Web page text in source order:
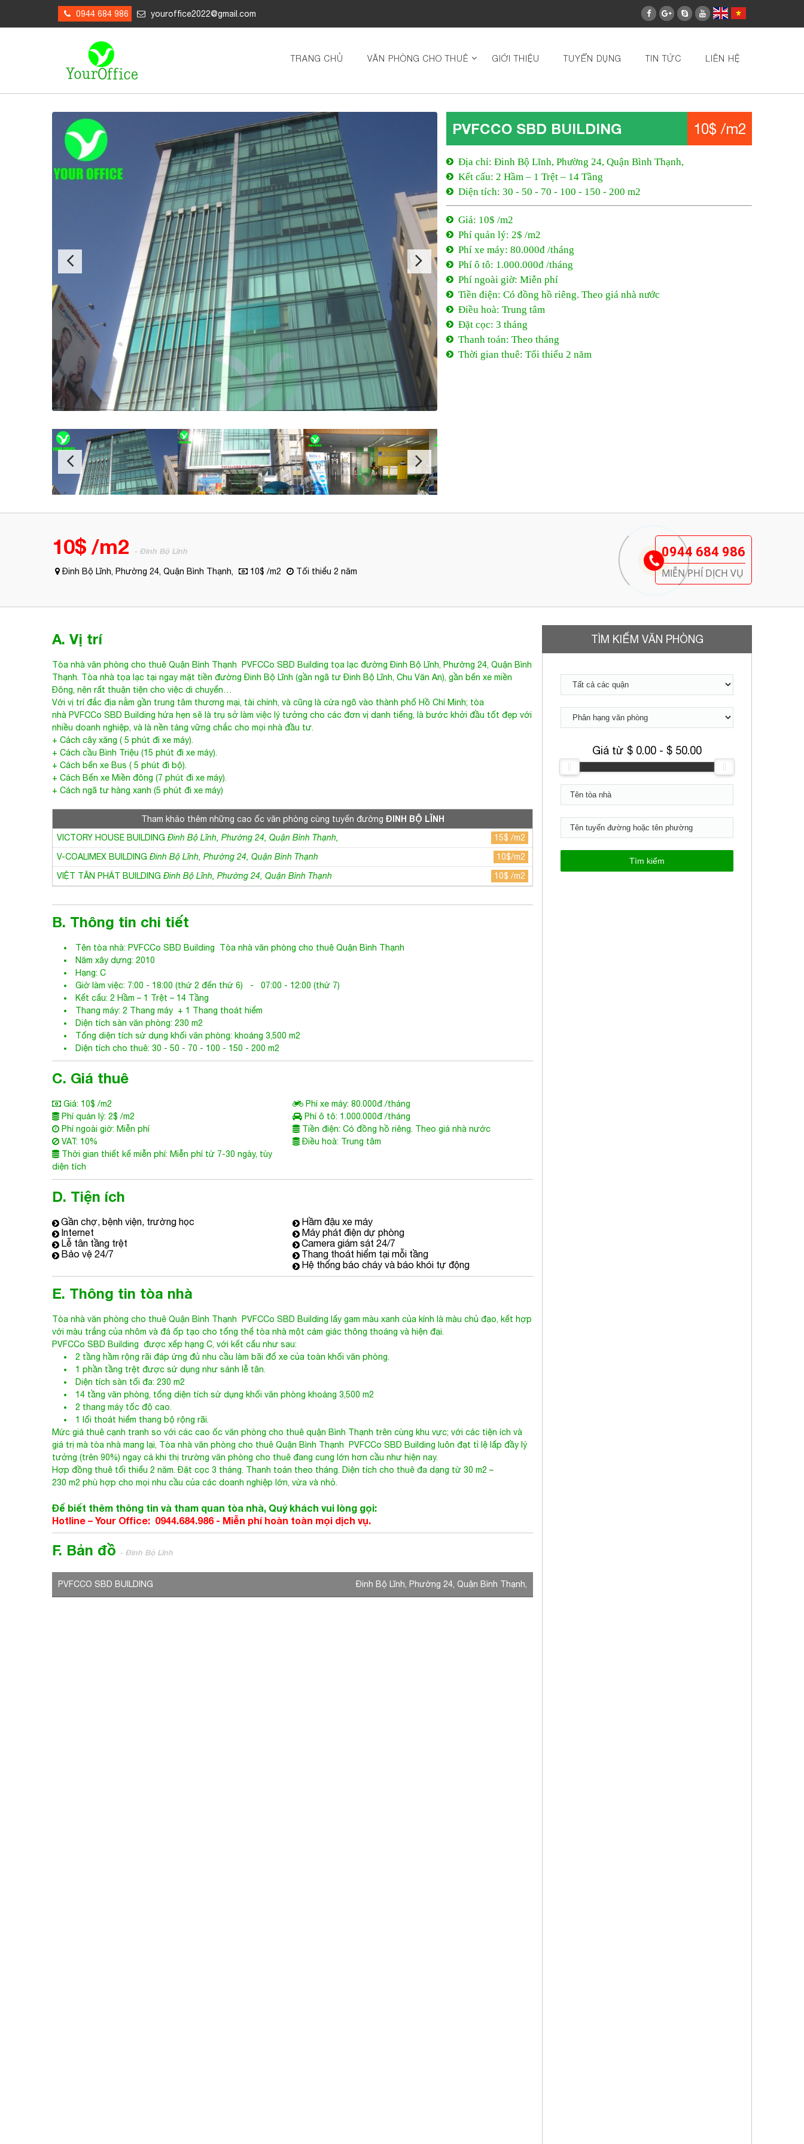
0944 684 986 youroffice2022@gmail.com
TRANG CHỦ VĂN PHÒNG CHO THUÊ GIỚI THIỆU TUYỂN DỤNG TIN TỨC LIÊN HỆ
PVFCCO SBD BUILDING 10$ /m2
Địa chỉ: Đinh Bộ Lĩnh, Phường 24, Quận Bình Thạnh,
Kết cấu: 2 Hầm – 1 Trệt – 14 Tầng
Diện tích: 30 - 50 - 70 - 100 - 150 - 200 m2
Giá: 10$ /m2
Phí quản lý: 2$ /m2
Phí xe máy: 80.000đ /tháng
Phí ô tô: 1.000.000đ /tháng
Phí ngoài giờ: Miễn phí
Tiền điện: Có đồng hồ riêng. Theo giá nhà nước
Điều hoà: Trung tâm
Đặt cọc: 3 tháng
Thanh toán: Theo tháng
Thời gian thuê: Tối thiểu 2 năm
10$ /m2 0944 684 986
MIỄN PHÍ DỊCH VỤ
TÌM KIẾM VĂN PHÒNG
Thạnh. Tòa nhà tọa lạc tại ngay mặt tiền đường Đinh Bộ Lĩnh (gần ngã tư Đinh Bộ Lĩnh, Chu Văn An), gần bến xe miền
Đông, nên rất thuận tiện cho việc di chuyển…
Với vị trí đắc địa nằm gần trung tâm thương mại, tài chính, và cũng là cửa ngõ vào thành phố Hồ Chí Minh; tòa
nhàPVFCCo SBD Buildinghứa hẹn sẽ là trụ sở làm việc lý tưởng cho các đơn vị danh tiếng, là bước khởi đầu tốt đẹp với
nhiều doanh nghiệp, và là nền tảng vững chắc cho mọi nhà đầu tư.
+ Cách cây xăng ( 5 phút đi xe máy).
+ Cách cầu Bình Triệu (15 phút đi xe máy).
+ Cách bến xe Bus ( 5 phút đi bộ).
+ Cách Bến xe Miền đông (7 phút đi xe máy).
+ Cách ngã tư hàng xanh (5 phút đi xe máy)
Tham khảo thêm những cao ốc văn phòng cùng tuyến đườngĐINH BỘ LĨNH
VICTORY HOUSE BUILDINGĐinh Bộ Lĩnh, Phường 24, Quận Bình Thạnh,
15$ /m2
V-COALIMEX BUILDINGĐinh Bộ Lĩnh, Phường 24, Quận Bình Thạnh
10$/m2
VIỆT TÂN PHÁT BUILDINGĐinh Bộ Lĩnh, Phường 24, Quận Bình Thạnh 10$ /m2
B. Thông tin chi tiết
Năm xây dựng: 2010
Hạng: C
Giờ làm việc: 7:00 - 18:00 (thứ 2 đến thứ 6) - 07:00 - 12:00 (thứ 7)
Kết cấu: 2 Hầm – 1 Trệt – 14 Tầng
Thang máy: 2 Thang máy + 1 Thang thoát hiểm
Diện tích sàn văn phòng: 230 m2
Tổng diện tích sử dụng khối văn phòng: khoảng 3,500 m2
Diện tích cho thuê: 30 - 50 - 70 - 100 - 150 - 200 m2
Phí quản lý: 2$ /m2
Phí ô tô: 1.000.000đ /tháng
Phí ngoài giờ: Miễn phí
Tiền điện: Có đồng hồ riêng. Theo giá nhà nước
VAT: 10%
Điều hoà: Trung tâm
Thời gian thiết kế miễn phí: Miễn phí từ 7-30 ngày, tùy
diện tích
D. Tiện ích
Internet
Lễ tân tầng trệt
Bảo vệ 24/7
Máy phát điện dự phòng
Camera giám sát 24/7
Thang thoát hiểm tại mỗi tầng
Hệ thống báo cháy và báo khói tự động
với màu trắng của nhôm và đá ốp tạo cho tổng thể tòa nhà một cảm giác thông thoáng và hiện đại.
PVFCCo SBD Buildingđược xếp hạng C, với kết cấu như sau:
2 tầng hầm rộng rãi đáp ứng đủ nhu cầu làm bãi đổ xe của toàn khối văn phòng.
1 phần tầng trệt được sử dụng như sảnh lễ tân.
Diện tích sàn tối đa: 230 m2
14 tầng văn phòng, tổng diện tích sử dụng khối văn phòng khoảng 3,500 m2
2 thang máy tốc độ cao.
1 lối thoát hiểm thang bộ rộng rãi.
Mức giá thuê cạnh tranh so với các cao ốc văn phòng cho thuê quận Bình Thạnh trên cùng khu vực; với các tiện ích và
giá trị mà tòa nhà mang lại,Tòa nhà văn phòng cho thuê Quận Bình ThạnhPVFCCo SBD Building luôn đạt tỉ lệ lấp đầy lý
tưởng (trên 90%) ngay cả khi thị trường văn phòng cho thuê đang cung lớn hơn cầu như hiện nay.
Hợp đồng thuê tối thiểu 2 năm. Đặt cọc 3 tháng. Thanh toán theo tháng. Diện tích cho thuê đa dạng từ 30 m2 –
230 m2 phù hợp cho mọi nhu cầu của các doanh nghiệp lớn, vừa và nhỏ.
Hotline – Your Office: 0944.684.986 -Miễn phí hoàn toàn mọi dịch vụ.
F. Bản đồ
PVFCCO SBD BUILDING Đinh Bộ Lĩnh, Phường 24, Quận Bình Thạnh,